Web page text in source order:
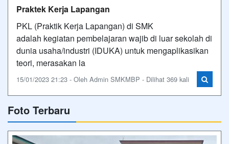
Praktek Kerja Lapangan
PKL (Praktik Kerja Lapangan) di SMK
adalah kegiatan pembelajaran wajib di luar sekolah di
dunia usaha/industri (IDUKA) untuk mengaplikasikan
teori, merasakan la
15/01/2023 21:23 - Oleh Admin SMKMBP - Dilihat 369 kali
Foto Terbaru